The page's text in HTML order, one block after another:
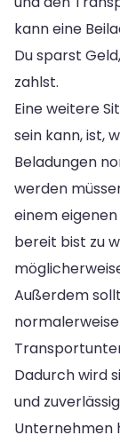
kann eine
Du sparst
zahlst.
Eine weitere
sein kann, ist,
Beladungen
werden
einem
bereit bist zu
Außerdem
Dadurch wird
und
Unternehmen